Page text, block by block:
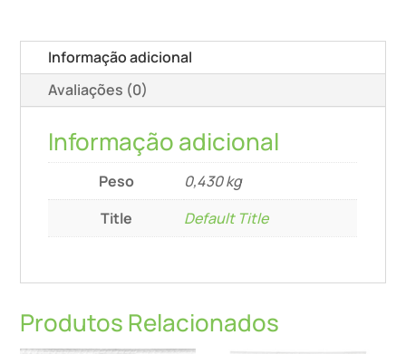
Ct
Sys/5
Informação adicional
Avaliações (0)
Informação adicional
Peso
0,430 kg
Title
Default Title
Produtos Relacionados